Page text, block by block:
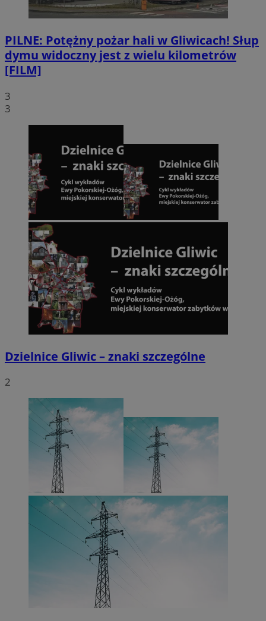
PILNE: Potężny pożar hali w Gliwicach! Słup
dymu widoczny jest z wielu kilometrów
[FILM]
3
3
Dzielnice Gliwic – znaki szczególne
2